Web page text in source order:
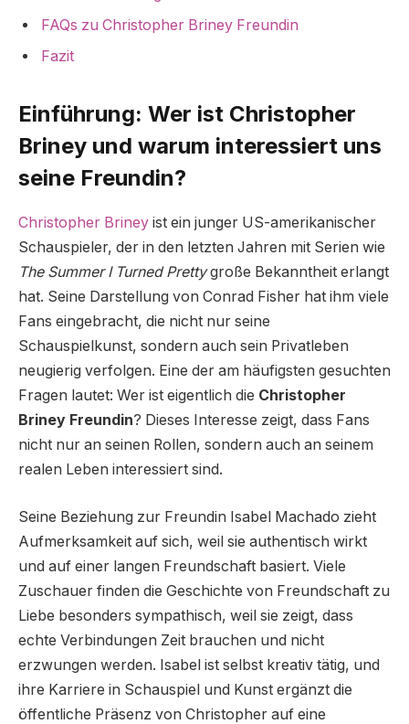
FAQs zu Christopher Briney Freundin
Fazit
Einführung: Wer ist Christopher
Briney und warum interessiert uns
seine Freundin?
Christopher Briney ist ein junger US-amerikanischer
Schauspieler, der in den letzten Jahren mit Serien wie
The Summer I Turned Prettygroße Bekanntheit erlangt
hat. Seine Darstellung von Conrad Fisher hat ihm viele
Fans eingebracht, die nicht nur seine
Schauspielkunst, sondern auch sein Privatleben
neugierig verfolgen. Eine der am häufigsten gesuchten
Fragen lautet: Wer ist eigentlich die Christopher
Briney Freundin? Dieses Interesse zeigt, dass Fans
nicht nur an seinen Rollen, sondern auch an seinem
realen Leben interessiert sind.
Seine Beziehung zur Freundin Isabel Machado zieht
Aufmerksamkeit auf sich, weil sie authentisch wirkt
und auf einer langen Freundschaft basiert. Viele
Zuschauer finden die Geschichte von Freundschaft zu
Liebe besonders sympathisch, weil sie zeigt, dass
echte Verbindungen Zeit brauchen und nicht
erzwungen werden. Isabel ist selbst kreativ tätig, und
ihre Karriere in Schauspiel und Kunst ergänzt die
öffentliche Präsenz von Christopher auf eine